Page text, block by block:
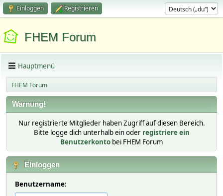
Einloggen Registrieren
FHEM Forum
Hauptmenü
FHEM Forum
Warnung!
Nur registrierte Mitglieder haben Zugriff auf diesen Bereich.
Bitte logge dich unterhalb ein oder registriere ein
Benutzerkonto bei FHEM Forum
Einloggen
Benutzername: